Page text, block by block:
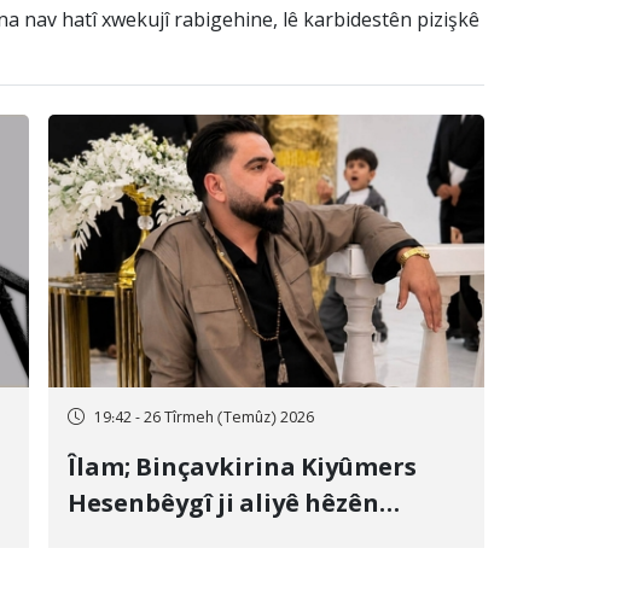
nav hatî xwekujî rabigehine, lê karbidestên pizişkê
19:42 - 26 Tîrmeh (Temûz) 2026
Îlam; Binçavkirina Kiyûmers
Hesenbêygî ji aliyê hêzên